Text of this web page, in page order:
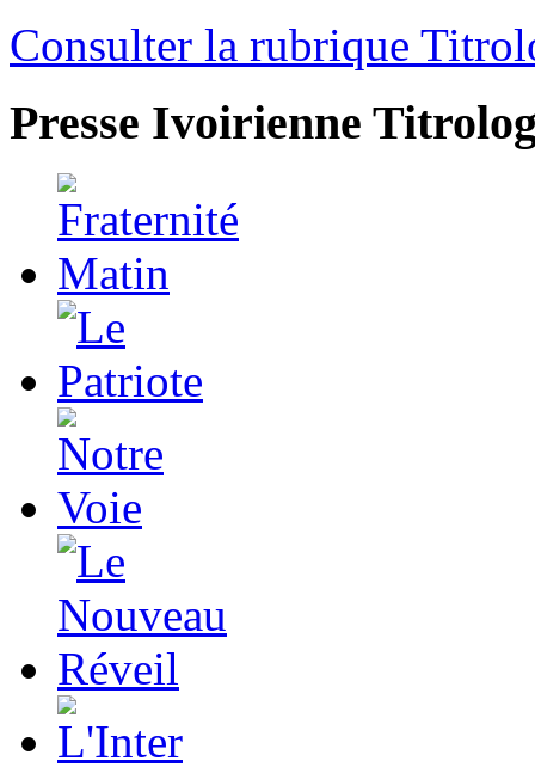
Consulter la rubrique
Presse Ivoirienne